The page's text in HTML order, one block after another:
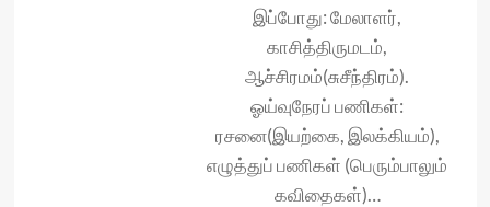
இப்போது: மேலாளர்,
காசித்திருமடம்,
ஆச்சிரமம்(சுசீந்திரம்).
ஓய்வுநேரப் பணிகள்:
ரசனை(இயற்கை, இலக்கியம்),
எழுத்துப் பணிகள் (பெரும்பாலும்
கவிதைகள்)…